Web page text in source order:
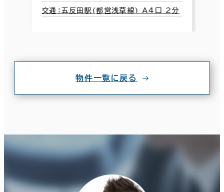
交通：五反田駅(都営浅草線) A4口 2分
物件一覧に戻る